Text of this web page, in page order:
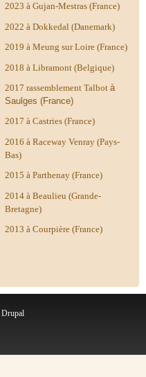
2023 à Gujan-Mestras (France)
2022 à Dokkedal (Danemark)
2019 à Meung sur Loire (France)
2018 à Libramont (Belgique)
2017 rassemblement Talbot à
Saulges (France)
2017 à Castries (France)
2016 à Raceway Venray (Pays-
Bas)
2015 à Parthenay (France)
2014 à Beaulieu (Grande-
Bretagne)
2013 à Courpière (France)
Drupal